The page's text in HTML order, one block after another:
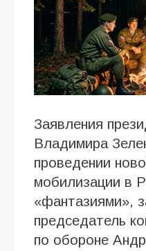
Заявления
Владимира
проведении
мобилизации в
«фантазиями»,
председатель
по обороне